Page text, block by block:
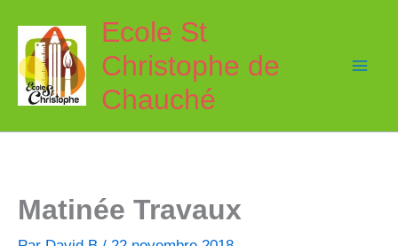
contenu
Ecole St
Christophe de
Chauché
Matinée Travaux